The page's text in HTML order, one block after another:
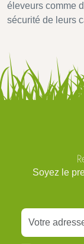
éleveurs comme
sécurité de leurs
Soyez le